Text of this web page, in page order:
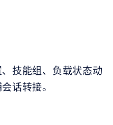
技能组、负载状态动
话转接。